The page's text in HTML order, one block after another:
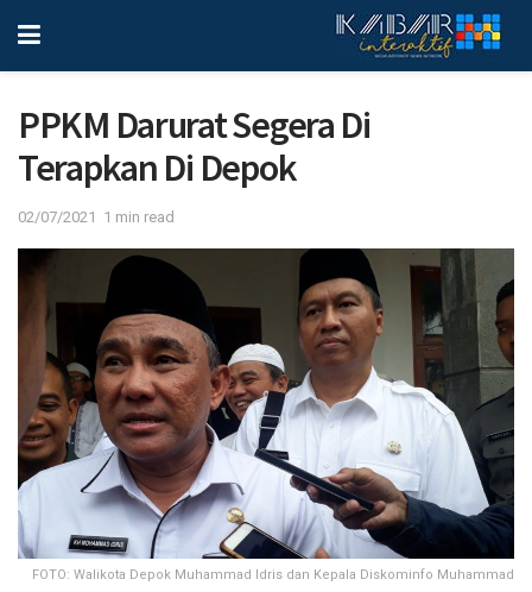
PPKM Darurat Segera Di
Terapkan Di Depok
02/07/2021 1 min read
FOTO: Walikota Depok Muhammad Idris dan Kepala Diskominfo Muhammad